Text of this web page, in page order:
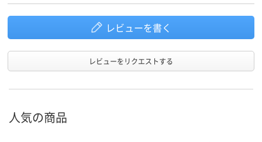
レビューを書く
レビューをリクエストする
人気の商品